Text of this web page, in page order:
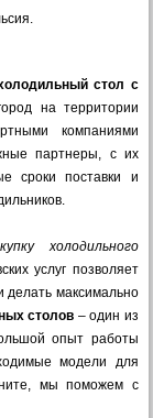
стол с
на территории
компаниями
партнеры, с их
сроки поставки и
холодильного
услуг позволяет
делать максимально
столов – один из
опыт работы
модели для
мы поможем с